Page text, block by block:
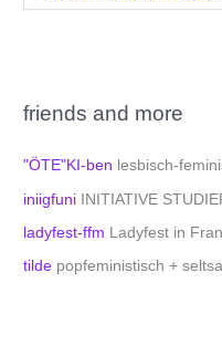
friends and more
"ÖTE"KI-ben lesbisch-
iniigfuni INITIATIVE
ladyfest-ffm Ladyfest in
tilde popfeministisch +